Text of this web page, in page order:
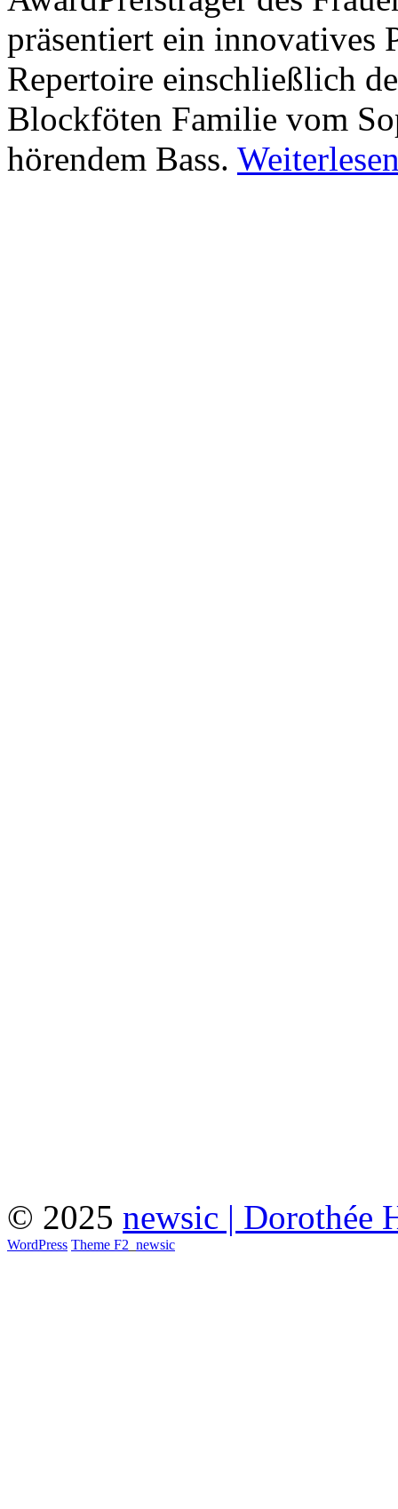
präsentiert ein innovatives
Repertoire einschließlich
Blockföten Familie vom
hörendem Bass.
© 2025 newsic | Dorothée
WordPress Theme F2 newsic